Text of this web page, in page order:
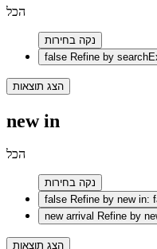
הכל
נקה בחירות
false Refine by
הצג תוצאות
new in
הכל
נקה בחירות
false Refine by new in:
new arrival Refine by
הצג תוצאות